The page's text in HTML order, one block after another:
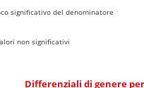
significativo del denominatore
non significativi
Differenziali di genere